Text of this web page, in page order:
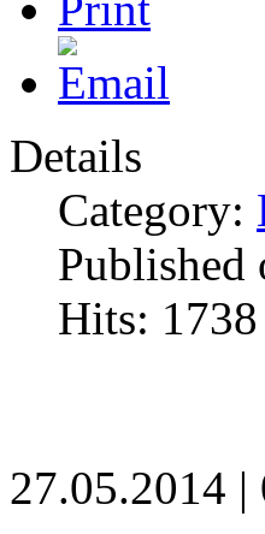
Details
Category:
Published
Hits: 1738
27.05.2014 |